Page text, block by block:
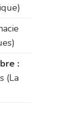
:
(La